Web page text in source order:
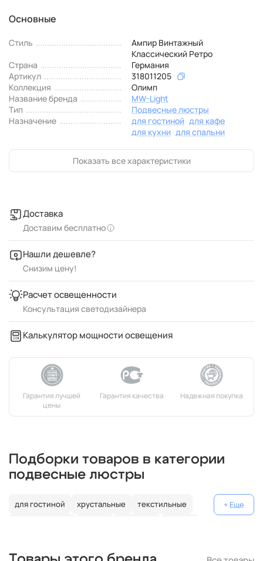
Основные
Стиль
Ампир Винтажный
Классический Ретро
Страна
Германия
Артикул
318011205
Коллекция
Олимп
Название бренда
MW-Light
Тип
Подвесные люстры
Назначение
для гостиной для кафе
для кухни для спальни
Показать все характеристики
Доставка
Доставим бесплатно
Нашли дешевле?
Снизим цену!
Расчет освещенности
Консультация светодизайнера
Калькулятор мощности освещения
Подборки товаров в категории
подвесные люстры
для гостиной хрустальные
текстильные